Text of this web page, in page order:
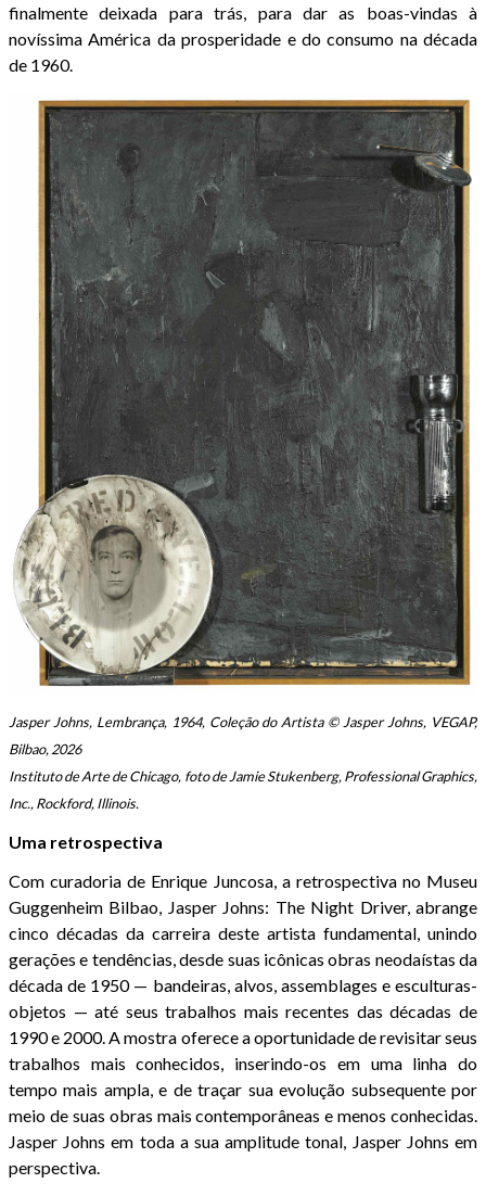
finalmente deixada para trás, para dar as boas-vindas à
novíssima América da prosperidade e do consumo na década
de 1960.
Jasper Johns, Lembrança, 1964, Coleção do Artista © Jasper Johns, VEGAP,
Bilbao, 2026
Instituto de Arte de Chicago, foto de Jamie Stukenberg, Professional Graphics,
Inc., Rockford, Illinois.
Uma retrospectiva
Com curadoria de Enrique Juncosa, a retrospectiva no Museu
Guggenheim Bilbao, Jasper Johns: The Night Driver, abrange
cinco décadas da carreira deste artista fundamental, unindo
gerações e tendências, desde suas icônicas obras neodaístas da
década de 1950 — bandeiras, alvos, assemblages e esculturas-
objetos — até seus trabalhos mais recentes das décadas de
1990 e 2000. A mostra oferece a oportunidade de revisitar seus
trabalhos mais conhecidos, inserindo-os em uma linha do
tempo mais ampla, e de traçar sua evolução subsequente por
meio de suas obras mais contemporâneas e menos conhecidas.
Jasper Johns em toda a sua amplitude tonal, Jasper Johns em
perspectiva.